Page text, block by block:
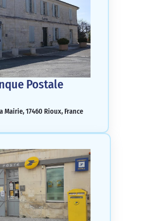
Postale
Mairie, 17460 Rioux, France